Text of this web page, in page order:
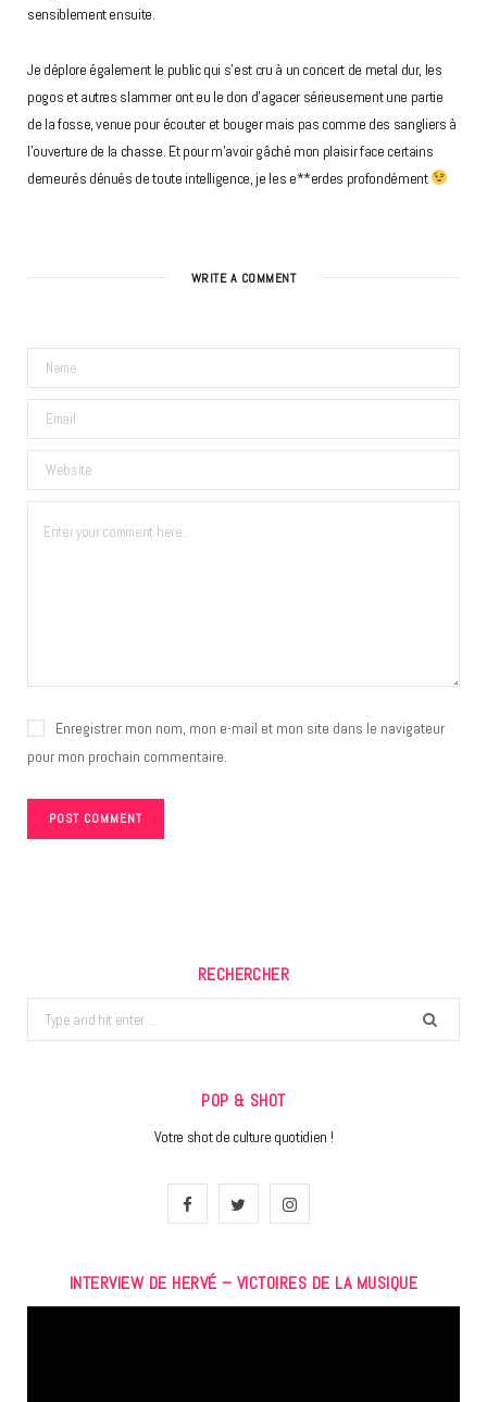
sensiblement ensuite.
Je déplore également le public qui s’est cru à un concert de metal dur, les
pogos et autres slammer ont eu le don d’agacer sérieusement une partie
de la fosse, venue pour écouter et bouger mais pas comme des sangliers à
l’ouverture de la chasse. Et pour m’avoir gâché mon plaisir face certains
demeurés dénués de toute intelligence, je les e**erdes profondément
WRITE A COMMENT
Enregistrer mon nom, mon e-mail et mon site dans le navigateur
pour mon prochain commentaire.
RECHERCHER
Search
for:
POP & SHOT
Votre shot de culture quotidien !
F
c
i
I
s
INTERVIEW DE HERVÉ – VICTOIRES DE LA MUSIQUE